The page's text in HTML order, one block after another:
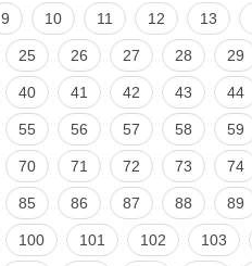
9 10 11 12 13
25 26 27 28 29
40 41 42 43 44
55 56 57 58 59
70 71 72 73 74
85 86 87 88 89
100 101 102 103